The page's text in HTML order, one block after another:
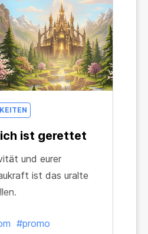
ist gerettet
und eurer
ist das uralte
#promo